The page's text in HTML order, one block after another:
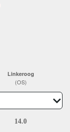
Linkeroog
(OS)